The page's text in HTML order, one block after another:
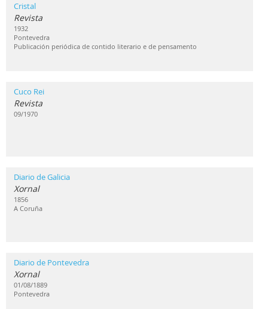
Cristal
Revista
1932
Pontevedra
Publicación periódica de contido literario e de pensamento
Cuco Rei
Revista
09/1970
Diario de Galicia
Xornal
1856
A Coruña
Diario de Pontevedra
Xornal
01/08/1889
Pontevedra